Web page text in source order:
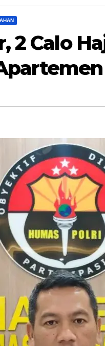
2 Calo